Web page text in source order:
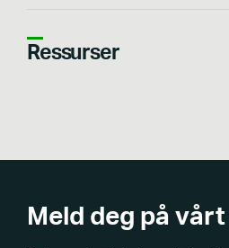
Ressurser
Meld deg på